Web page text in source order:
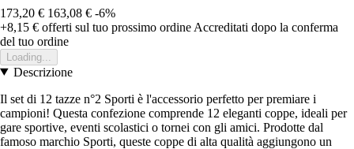
173,20 € 163,08 € -6%
+8,15 € offerti sul tuo prossimo ordine Accreditati dopo la conferma
del tuo ordine
Loading...
Descrizione
Il set di 12 tazze n°2 Sporti è l'accessorio perfetto per premiare i
campioni! Questa confezione comprende 12 eleganti coppe, ideali per
gare sportive, eventi scolastici o tornei con gli amici. Prodotte dal
famoso marchio Sporti, queste coppe di alta qualità aggiungono un